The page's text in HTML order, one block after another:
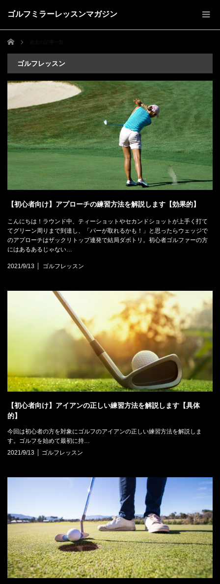
ゴルフミラーレッスンマガジン
ホーム
ゴルフレッスン
【初心者向け】アプローチの練習方法を解説します【効果的】
こんにちは！ラウンド中、ティーショットやセカンドショットが上手く打て
てグリーン周りまで到達し、「パーが取れるかも！」と思ったらウェッジで
のアプローチはザックリトップ連発で結局ダボトリ。初心者ゴルファーの方
にはあるあるじゃない…
2021/9/13 ゴルフレッスン
【初心者向け】アイアンの正しい練習方法を解説します【具体
的】
今回は初心者の方を対象にゴルフのアイアンの正しい練習方法を解説しま
す。ゴルフを始めて最初に持…
2021/9/13
ゴルフレッスン